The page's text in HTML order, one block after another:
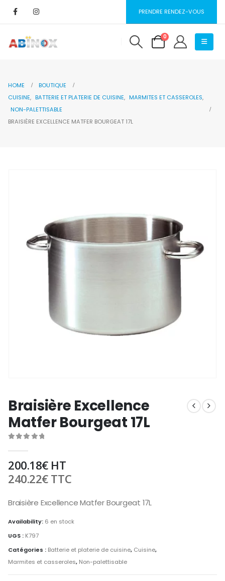
PRENDRE RENDEZ-VOUS
0
HOME
BOUTIQUE
CUISINE, BATTERIE ET PLATERIE DE CUISINE, MARMITES ET CASSEROLES,
NON-PALETTISABLE
BRAISIÈRE EXCELLENCE MATFER BOURGEAT 17L
Braisière Excellence
Matfer Bourgeat 17L
200.18€HT
240.22€TTC
Braisière Excellence Matfer Bourgeat 17L
Availability: 6 en stock
UGS : K797
Catégories : Batterie et platerie de cuisine, Cuisine,
Marmites et casseroles, Non-palettisable